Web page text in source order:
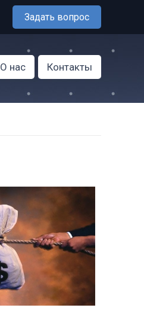
Задать вопрос
О нас Контакты